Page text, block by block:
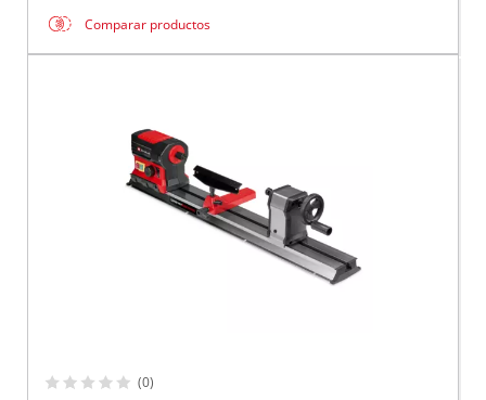
Comparar productos
(0)